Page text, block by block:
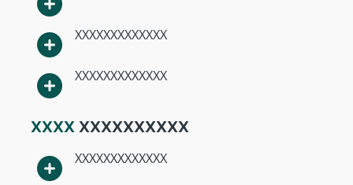
XXXXXXXXXXXXX
XXXXXXXXXXXXX
XXXX XXXXXXXXXX
XXXXXXXXXXXXX